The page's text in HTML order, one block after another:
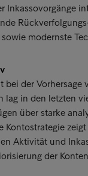
Inkassovorgänge
modernste
bei der Vorhersage
lag in den letzten
über starke
Kontostrategie
Aktivität und
der